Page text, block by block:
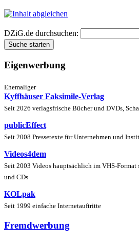
DZiG.de durchsuchen:
Eigenwerbung
Ehemaliger
Kyffhäuser Faksimile-Verlag
Seit 2026 verlagsfrische Bücher und DVDs,
publicEffect
Seit 2008 Pressetexte für Unternehmen und
Videos4dem
Seit 2003 Videos hauptsächlich im VHS-
und CDs
KOLpak
Seit 1999 einfache Internetauftritte
Fremdwerbung